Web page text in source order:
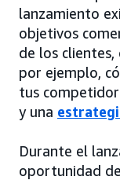
lanzamiento
objetivos
de los
por ejemplo,
tus
y una
Durante el
oportunidad